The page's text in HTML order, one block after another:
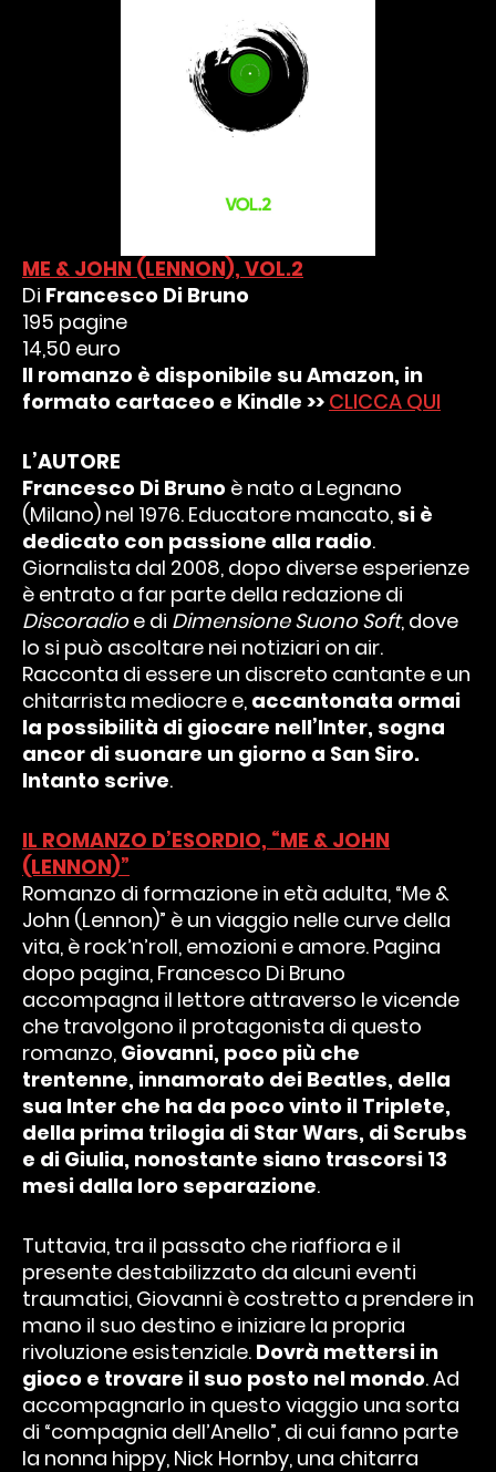
ME & JOHN (LENNON), VOL.2
Di Francesco Di Bruno
195 pagine
14,50 euro
Il romanzo è disponibile su Amazon, in
formato cartaceo e Kindle >> CLICCA QUI
L’AUTORE
Francesco Di Bruno è nato a Legnano
(Milano) nel 1976. Educatore mancato, si è
dedicato con passione alla radio.
Giornalista dal 2008, dopo diverse esperienze
è entrato a far parte della redazione di
Discoradioe di Dimensione Suono Soft, dove
lo si può ascoltare nei notiziari on air.
Racconta di essere un discreto cantante e un
chitarrista mediocre e, accantonata ormai
la possibilità di giocare nell’Inter, sogna
ancor di suonare un giorno a San Siro.
Intanto scrive.
IL ROMANZO D’ESORDIO, “ME & JOHN
(LENNON)”
Romanzo di formazione in età adulta, “Me &
John (Lennon)” è un viaggio nelle curve della
vita, è rock’n’roll, emozioni e amore. Pagina
dopo pagina, Francesco Di Bruno
accompagna il lettore attraverso le vicende
che travolgono il protagonista di questo
romanzo, Giovanni, poco più che
trentenne, innamorato dei Beatles, della
sua Inter che ha da poco vinto il Triplete,
della prima trilogia di Star Wars, di Scrubs
e di Giulia, nonostante siano trascorsi 13
mesi dalla loro separazione.
Tuttavia, tra il passato che riaffiora e il
presente destabilizzato da alcuni eventi
traumatici, Giovanni è costretto a prendere in
mano il suo destino e iniziare la propria
rivoluzione esistenziale. Dovrà mettersi in
gioco e trovare il suo posto nel mondo. Ad
accompagnarlo in questo viaggio una sorta
di “compagnia dell’Anello”, di cui fanno parte
la nonna hippy, Nick Hornby, una chitarra